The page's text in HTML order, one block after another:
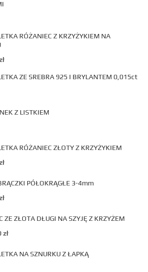
RÓŻANIEC Z KRZYŻYKIEM NA
ZE SREBRA 925 I BRYLANTEM 0,015ct
Z LISTKIEM
RÓŻANIEC ZŁOTY Z KRZYŻYKIEM
PÓŁOKRĄGŁE 3-4mm
ZE ZŁOTA DŁUGI NA SZYJĘ Z KRZYŻEM
zł
NA SZNURKU Z ŁAPKĄ